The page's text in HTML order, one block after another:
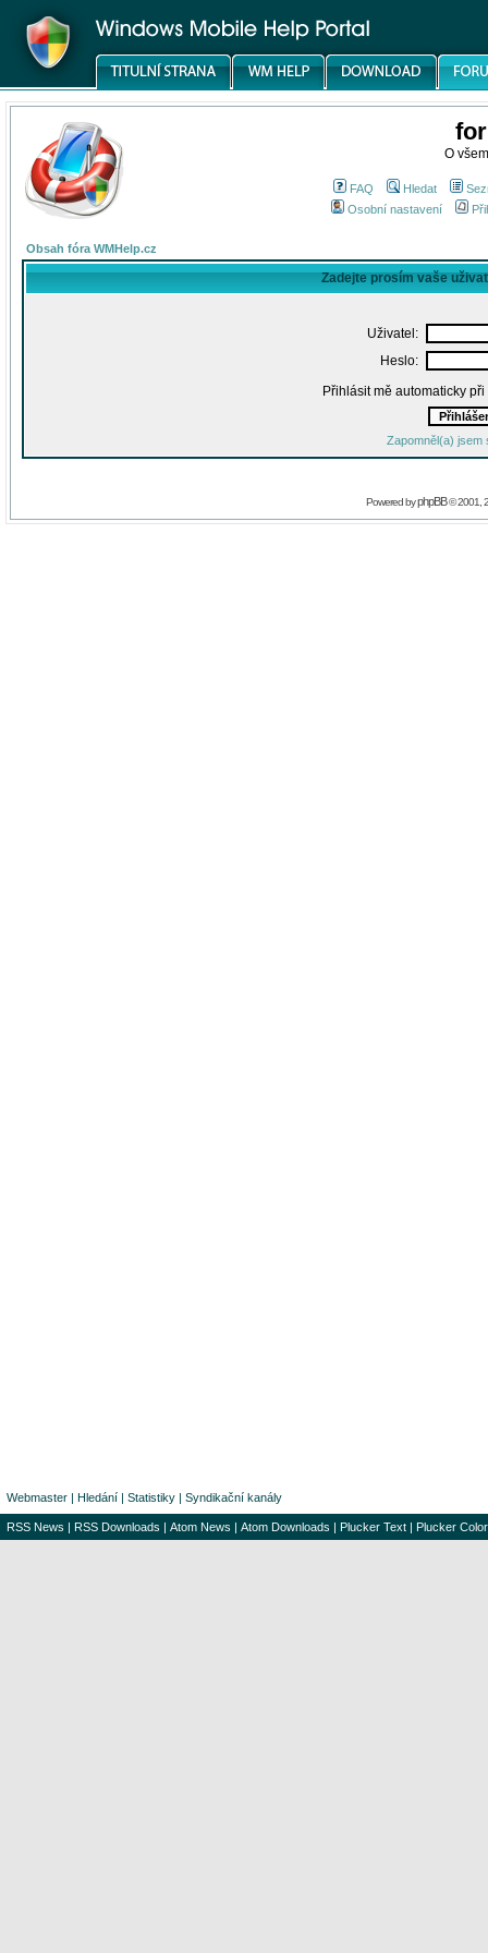
O
FAQ Hledat
Osobní nastavení
Obsah fóra WMHelp.cz
Zadejte prosím vaše
Uživatel:
Heslo:
Přihlásit mě automaticky
Zapomněl(a) jsem
Powered byphpBB© 2001,
Webmaster | Hledání | Statistiky | Syndikační kanály
RSS News | RSS Downloads | Atom News | Atom Downloads | Plucker Text | Plucker Color